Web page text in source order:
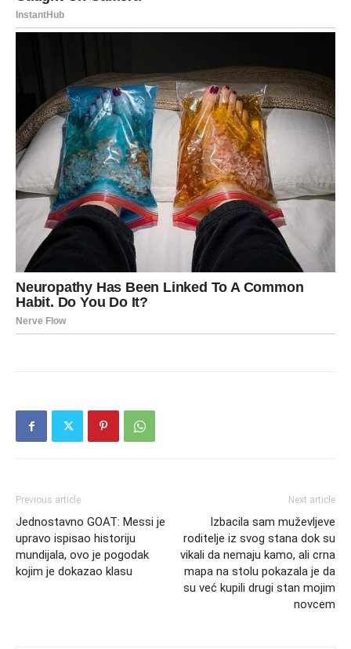
Previous article
Jednostavno GOAT: Messi je
upravo ispisao historiju
mundijala, ovo je pogodak
kojim je dokazao klasu
Next article
Izbacila sam muževljeve
roditelje iz svog stana dok su
vikali da nemaju kamo, ali crna
mapa na stolu pokazala je da
su već kupili drugi stan mojim
novcem